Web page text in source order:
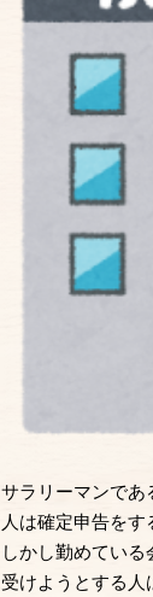
サラリーマンであ
人は確定申告をす
しかし勤めてい
受けようとする人